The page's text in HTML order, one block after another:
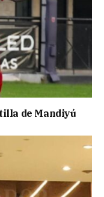
de Mandiyú